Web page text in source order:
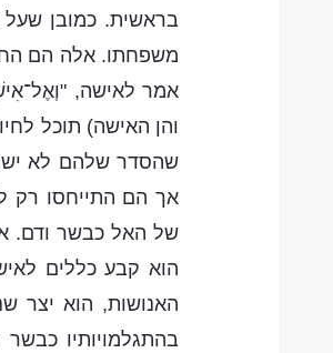
בראשית. כמובן
משפחתו. אלה הם
אמר לאישה,
והן האישה) תוכל
שהסדר שלהם לא
אך הם התייחסו רק
של האל כבשר ודם.
הוא קבע כללים
האנושות, הוא יצר
בהתגלמויותיו